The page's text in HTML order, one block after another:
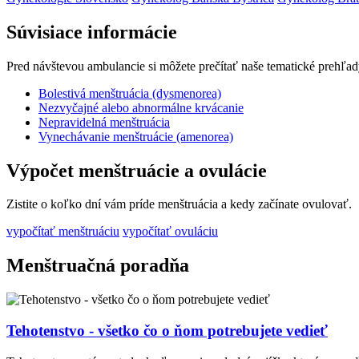
Súvisiace informácie
Pred návštevou ambulancie si môžete prečítať naše tematické
Bolestivá menštruácia (dysmenorea)
Nezvyčajné alebo abnormálne krvácanie
Nepravidelná menštruácia
Vynechávanie menštruácie (amenorea)
Výpočet menštruácie a ovulácie
Zistite o koľko dní vám príde menštruácia a kedy začínate ovulovať.
vypočítať menštruáciu vypočítať ovuláciu
Menštruačná poradňa
Tehotenstvo - všetko čo o ňom potrebujete vedieť